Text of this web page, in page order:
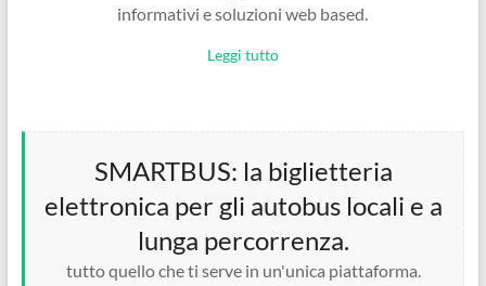
informativi e soluzioni web based.
Leggi tutto
SMARTBUS: la biglietteria
elettronica per gli autobus locali e a
lunga percorrenza.
tutto quello che ti serve in un'unica piattaforma.